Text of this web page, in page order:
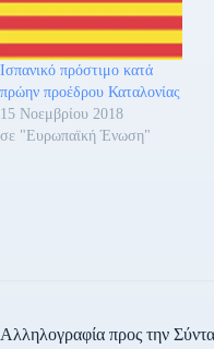
Ισπανικό πρόστιμο κατά
πρώην προέδρου Καταλονίας
15 Νοεμβρίου 2018
σε "Ευρωπαϊκή Ένωση"
Αλληλογραφία προς την